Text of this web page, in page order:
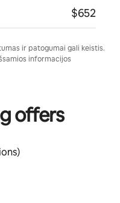
$652
ir patogumai gali keistis.
informacijos
offers